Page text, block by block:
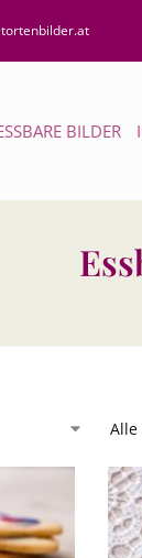
BILDER
Alle